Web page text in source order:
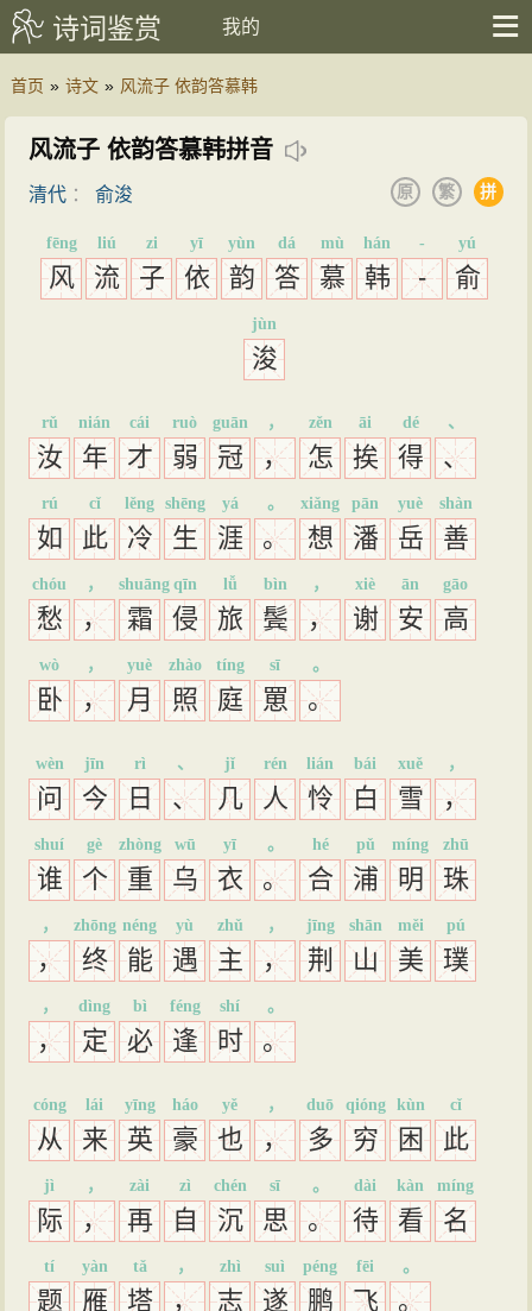
诗词鉴赏 我的
首页 » 诗文 » 风流子 依韵答慕韩
风流子 依韵答慕韩拼音
清代 ：俞浚 拼
繁
原
风
fēng
流
liú
子
zi
依
yī
韵
yùn
答
dá
慕
mù
韩
hán
-
-
俞
yú
浚
jùn
汝
rǔ
年
nián
才
cái
弱
ruò
冠
guān
，
，
怎
zěn
挨
āi
得
dé
、
、
如
rú
此
cǐ
冷
lěng
生
shēng
涯
yá
。
。
想
xiǎng
潘
pān
岳
yuè
善
shàn
愁
chóu
，
，
霜
shuāng
侵
qīn
旅
lǚ
鬓
bìn
，
，
谢
xiè
安
ān
高
gāo
卧
wò
，
，
月
yuè
照
zhào
庭
tíng
罳
sī
。
。
问
wèn
今
jīn
日
rì
、
、
几
jǐ
人
rén
怜
lián
白
bái
雪
xuě
，
，
谁
shuí
个
gè
重
zhòng
乌
wū
衣
yī
。
。
合
hé
浦
pǔ
明
míng
珠
zhū
，
，
终
zhōng
能
néng
遇
yù
主
zhǔ
，
，
荆
jīng
山
shān
美
měi
璞
pú
，
，
定
dìng
必
bì
逢
féng
时
shí
。
。
从
cóng
来
lái
英
yīng
豪
háo
也
yě
，
，
多
duō
穷
qióng
困
kùn
此
cǐ
际
jì
，
，
再
zài
自
zì
沉
chén
思
sī
。
。
待
dài
看
kàn
名
míng
题
tí
雁
yàn
塔
tǎ
，
，
志
zhì
遂
suì
鹏
péng
飞
fēi
。
。